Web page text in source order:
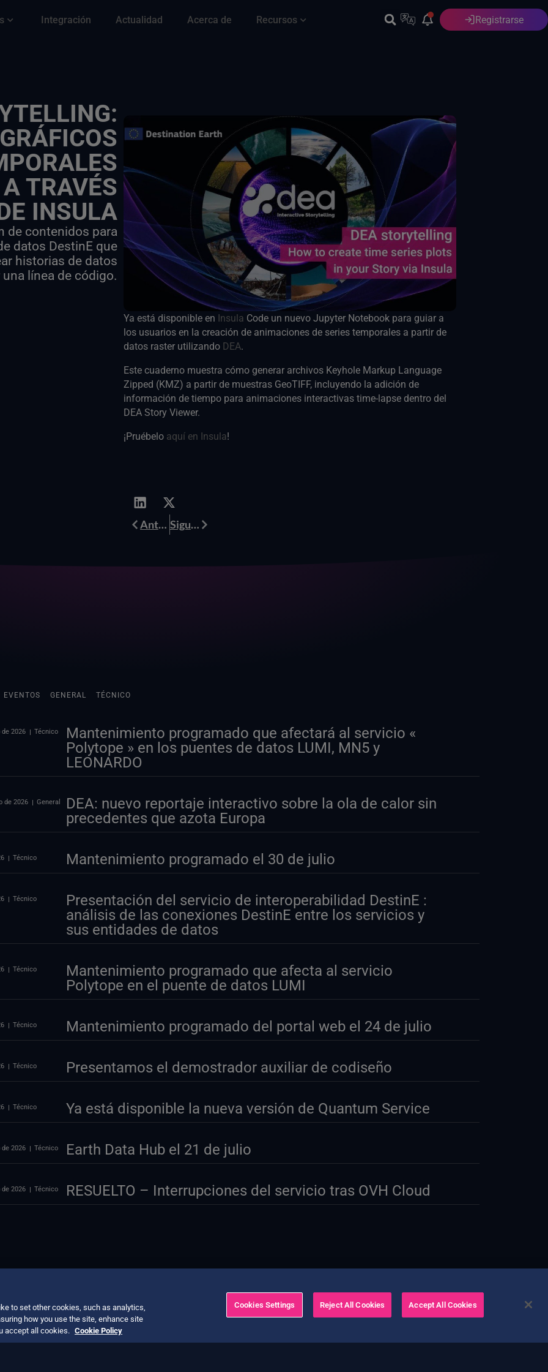
Integración Actualidad Acerca de Recursos Español Registrarse
TRAVÉS
INSULA
de contenidos para
datos DestinE que
historias de datos
línea de código.
Ya está disponible en Insula Code un nuevo Jupyter Notebook para guiar a
los usuarios en la creación de animaciones de series temporales a partir de
datos raster utilizando DEA.
Este cuaderno muestra cómo generar archivos Keyhole Markup Language
Zipped (KMZ) a partir de muestras GeoTIFF, incluyendo la adición de
información de tiempo para animaciones interactivas time-lapse dentro del
DEA Story Viewer.
¡Pruébelo aquí en Insula!
AnteriorAnterior Siguiente Siguiente
EVENTOS GENERAL TÉCNICO
de 2026 Técnico
Mantenimiento programado que afectará al servicio «
Polytope » en los puentes de datos LUMI, MN5 y
LEONARDO
de 2026 General
DEA: nuevo reportaje interactivo sobre la ola de calor sin
precedentes que azota Europa
Técnico Mantenimiento programado el 30 de julio
Técnico
Presentación del servicio de interoperabilidad DestinE :
análisis de las conexiones DestinE entre los servicios y
sus entidades de datos
Técnico
Mantenimiento programado que afecta al servicio
Polytope en el puente de datos LUMI
Técnico Mantenimiento programado del portal web el 24 de julio
Técnico Presentamos el demostrador auxiliar de codiseño
Técnico Ya está disponible la nueva versión de Quantum Service
2026 Técnico Earth Data Hub el 21 de julio
2026 Técnico RESUELTO – Interrupciones del servicio tras OVH Cloud
to set other cookies, such as analytics,
how you use the site, enhance site
accept all cookies. Cookie Policy
Cookies Settings Reject All Cookies Accept All Cookies